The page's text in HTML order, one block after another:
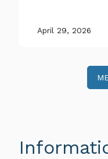
April 29, 2026